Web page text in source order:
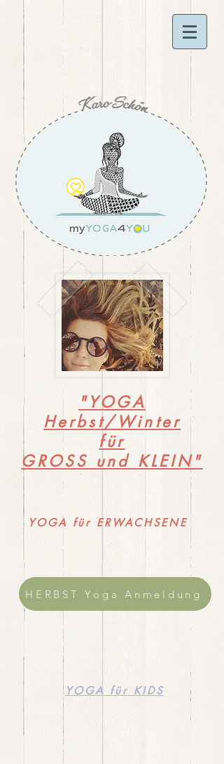
"YOGA
Herbst/Winter
für
GROSS und KLEIN"
YOGA für ERWACHSENE
HERBST Yoga Anmeldung
YOGA für KIDS